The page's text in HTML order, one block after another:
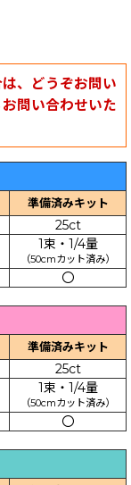
、どうぞお問い
問い合わせいた
準備済みキット
25ct
1束・1/4量
（50cmカット済み）
〇
準備済みキット
25ct
1束・1/4量
（50cmカット済み）
〇